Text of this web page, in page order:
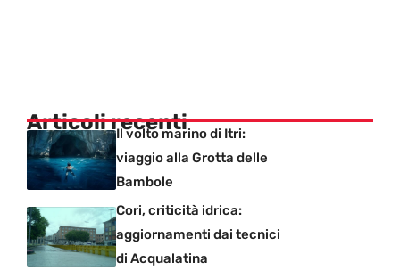
Articoli recenti
Il volto marino di Itri:
viaggio alla Grotta delle
Bambole
Cori, criticità idrica:
aggiornamenti dai tecnici
di Acqualatina